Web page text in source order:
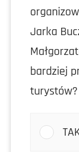
Jarka
bardziej
turystów?